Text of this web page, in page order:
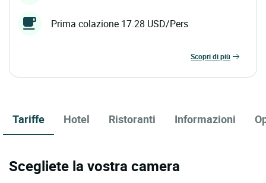
Prima colazione 17.28 USD/Pers
scopri di più
Tariffe Hotel Ristoranti Informazioni
Scegliete la vostra camera